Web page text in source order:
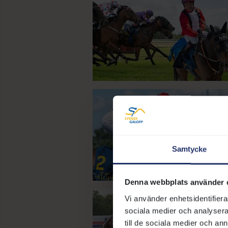
Samtycke
Denna webbplats använder
Vi använder
sociala medier och
till de sociala medier och